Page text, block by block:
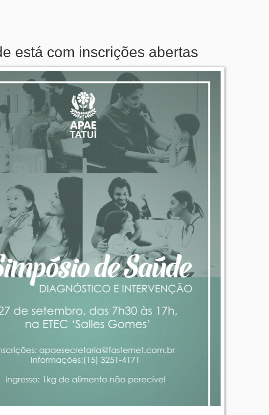
está com inscrições abertas